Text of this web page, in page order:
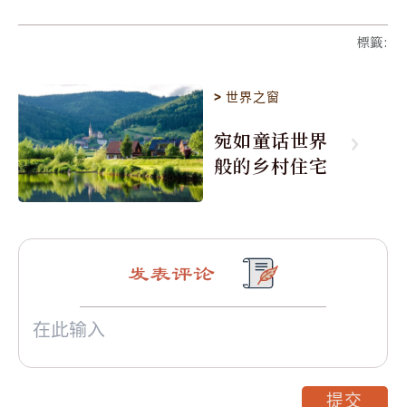
標籤:
>世界之窗
宛如童话世界
般的乡村住宅
发表评论
提交